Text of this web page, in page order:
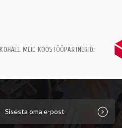
MEIE KOOSTÖÖPARTNERID: